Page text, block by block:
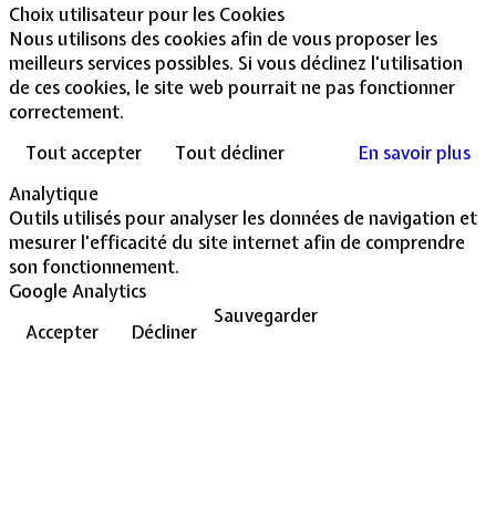
Choix utilisateur pour les Cookies
Nous utilisons des cookies afin de vous proposer les
meilleurs services possibles. Si vous déclinez l'utilisation
de ces cookies, le site web pourrait ne pas fonctionner
correctement.
Tout accepter
Tout décliner
En savoir plus
Analytique
Outils utilisés pour analyser les données de navigation et
mesurer l'efficacité du site internet afin de comprendre
son fonctionnement.
Google Analytics
Accepter
Décliner
Sauvegarder